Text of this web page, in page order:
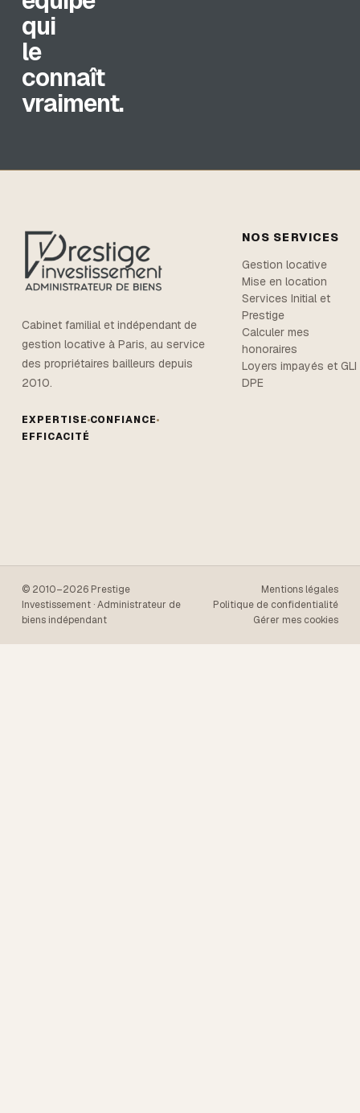
qui
le
connaît
vraiment.
Cabinet familial et indépendant de
gestion locative à Paris, au service
des propriétaires bailleurs depuis
2010.
EXPERTISE CONFIANCE
EFFICACITÉ
NOS SERVICES
Gestion locative
Mise en location
Services Initial et
Prestige
Calculer mes
honoraires
Loyers impayés et GLI
DPE
© 2010–2026 Prestige
Investissement · Administrateur de
biens indépendant
Mentions légales
Politique de confidentialité
Gérer mes cookies